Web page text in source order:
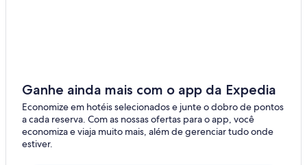
Brunswick Heads
Mullumbimby Creek
Ganhe ainda mais com o app da Expedia
Economize em hotéis selecionados e junte o dobro de pontos
a cada reserva. Com as nossas ofertas para o app, você
economiza e viaja muito mais, além de gerenciar tudo onde
estiver.